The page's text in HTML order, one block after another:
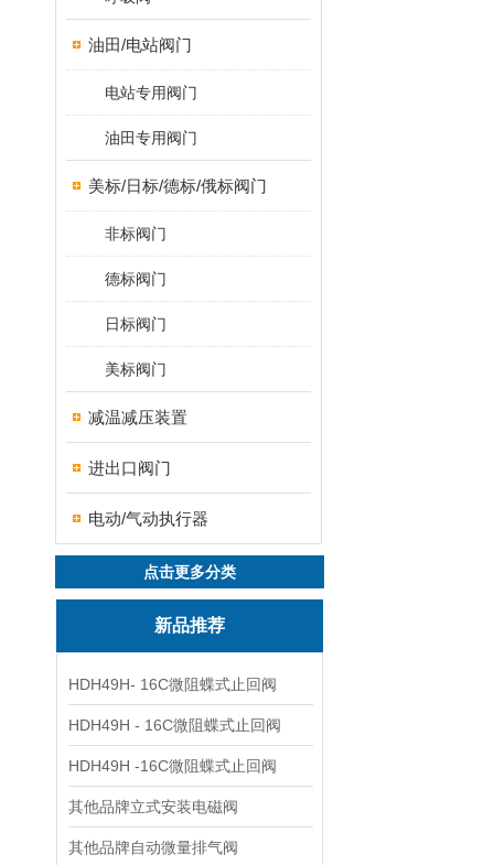
油田/电站阀门
电站专用阀门
油田专用阀门
美标/日标/德标/俄标阀门
非标阀门
德标阀门
日标阀门
美标阀门
减温减压装置
进出口阀门
电动/气动执行器
点击更多分类
新品推荐
HDH49H- 16C微阻蝶式止回阀
HDH49H - 16C微阻蝶式止回阀
HDH49H -16C微阻蝶式止回阀
其他品牌立式安装电磁阀
其他品牌自动微量排气阀